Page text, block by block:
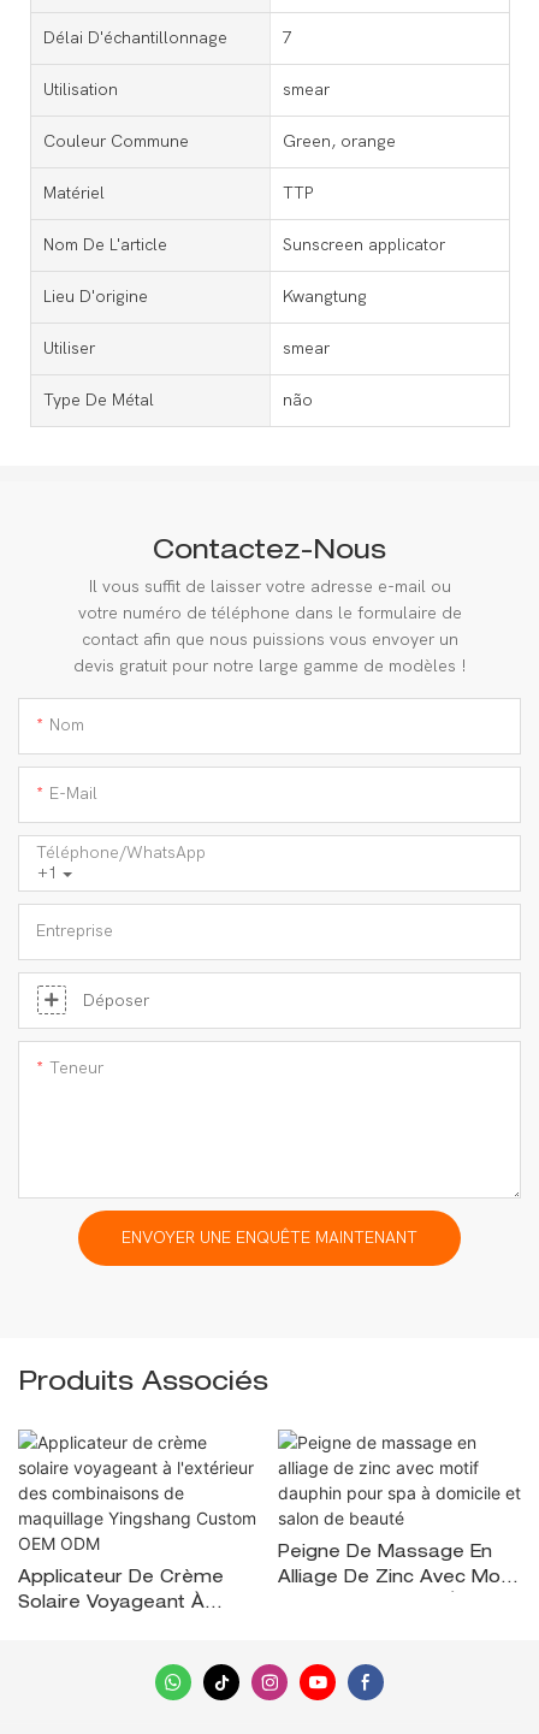
Délai D'échantillonnage 7
Utilisation smear
Couleur Commune Green, orange
Matériel TTP
Nom De L'article Sunscreen applicator
Lieu D'origine Kwangtung
Utiliser smear
Type De Métal não
Contactez-Nous
Il vous suffit de laisser votre adresse e-mail ou
votre numéro de téléphone dans le formulaire de
contact afin que nous puissions vous envoyer un
devis gratuit pour notre large gamme de modèles !
Nom
E-Mail
+1
Téléphone/WhatsApp
Entreprise
Déposer
Teneur
ENVOYER UNE ENQUÊTE MAINTENANT
Produits Associés
Applicateur De Crème
Solaire Voyageant À
Maquillage Yingshang
Custom OEM ODM
Peigne De Massage En
Alliage De Zinc Avec Motif